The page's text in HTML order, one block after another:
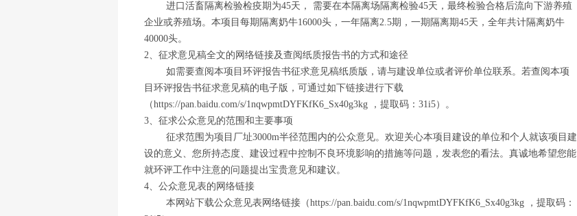
进口活畜隔离检验检疫期为45天， 需要在本隔离场隔离检验45天，最终检验合格后流向下游养殖
企业或养殖场。本项目每期隔离奶牛16000头，一年隔离2.5期，一期隔离期45天，全年共计隔离奶牛
40000头。
2、征求意见稿全文的网络链接及查阅纸质报告书的方式和途径
如需要查阅本项目环评报告书征求意见稿纸质版，请与建设单位或者评价单位联系。若查阅本项
目环评报告书征求意见稿的电子版，可通过如下链接进行下载
（https://pan.baidu.com/s/1nqwpmtDYFKfK6_Sx40g3kg ，提取码：31i5）。
3、征求公众意见的范围和主要事项
征求范围为项目厂址3000m半径范围内的公众意见。欢迎关心本项目建设的单位和个人就该项目建
设的意义、您所持态度、建设过程中控制不良环境影响的措施等问题，发表您的看法。真诚地希望您能
就环评工作中注意的问题提出宝贵意见和建议。
4、公众意见表的网络链接
本网站下载公众意见表网络链接（https://pan.baidu.com/s/1nqwpmtDYFKfK6_Sx40g3kg ，提取码：